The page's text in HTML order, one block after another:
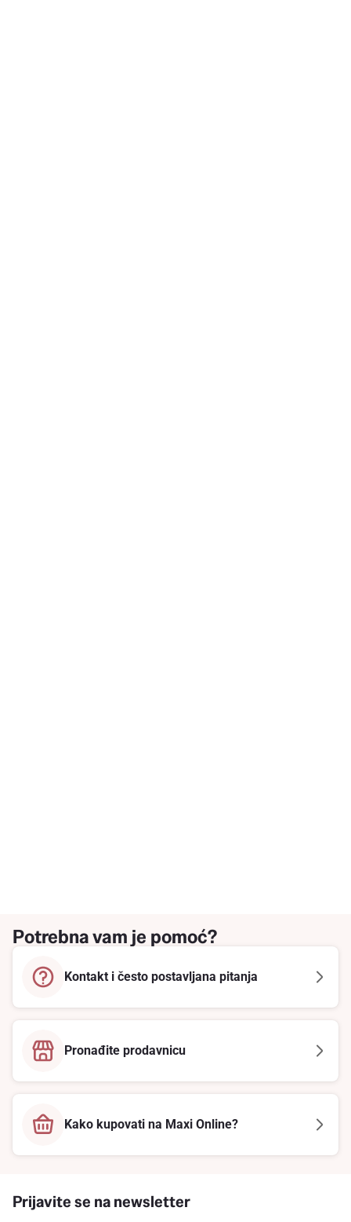
Potrebna vam je pomoć?
Kontakt i često postavljana pitanja
Pronađite prodavnicu
Kako kupovati na Maxi Online?
Prijavite se na newsletter